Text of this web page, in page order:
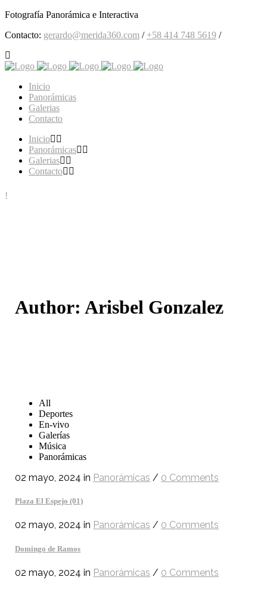
Fotografía Panorámica e Interactiva
Contacto: gerardo@merida360.com / +58 414 748 5619 /
Inicio
Panorámicas
Galerias
Contacto
Inicio
Panorámicas
Galerias
Contacto
Author: Arisbel Gonzalez
All
Deportes
En-vivo
Galerías
Música
Panorámicas
02 mayo, 2024 in Panorámicas / 0 Comments
Plaza El Espejo (01)
02 mayo, 2024 in Panorámicas / 0 Comments
Domingo de Ramos
02 mayo, 2024 in Panorámicas / 0 Comments